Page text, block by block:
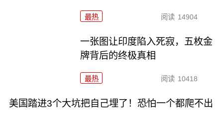
最热 阅读 14904
一张图让印度陷入死寂，五枚金
牌背后的终极真相
最热 阅读 10418
美国踏进3个大坑把自己埋了！恐怕一个都爬不出